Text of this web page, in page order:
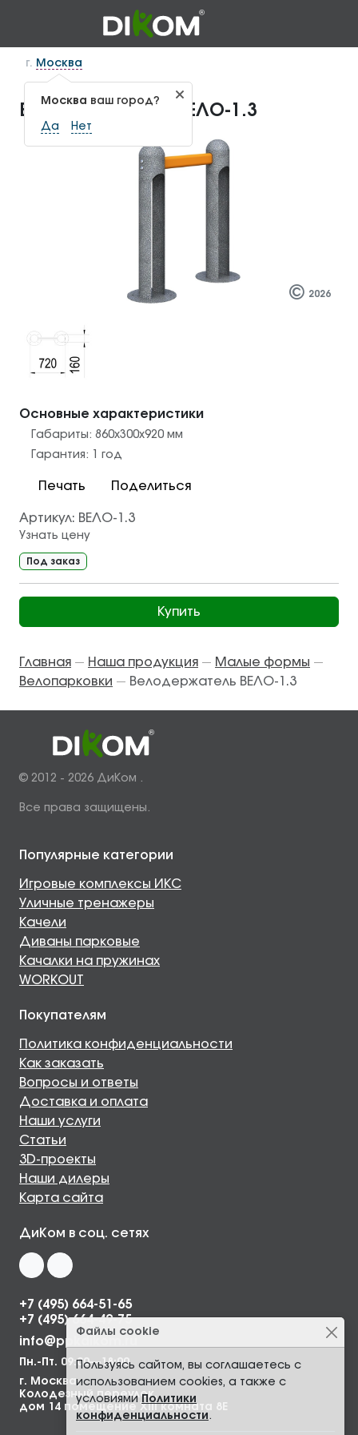
г. Москва
Москва ваш город?
Да Нет
Велодержатель ВЕЛО-1.3
© 2026
Основные характеристики
Габариты: 860х300х920 мм
Гарантия:
1 год
Печать Поделиться
Артикул: ВЕЛО-1.3
Узнать цену
Под заказ
Купить
Главная — Наша продукция — Малые формы —
Велопарковки — Велодержатель ВЕЛО-1.3
© 2012 - 2026 ДиКом .
Все права защищены.
Файлы cookie
Пользуясь сайтом, вы соглашаетесь с
использованием cookies, а также с
условиями Политики
конфиденциальности.
Популярные категории
Игровые комплексы ИКС
Уличные тренажеры
Качели
Диваны парковые
Качалки на пружинах
WORKOUT
Покупателям
Политика конфиденциальности
Как заказать
Вопросы и ответы
Доставка и оплата
Наши услуги
Статьи
3D-проекты
Наши дилеры
Карта сайта
ДиКом в соц. сетях
+7 (495) 664-51-65
+7 (495) 664-49-75
info@ppkdikom.ru
Пн.-Пт. 09:00—18:00
г. Москва,
Колодезный переулок,
дом 14 помещение XIII комната 8Е